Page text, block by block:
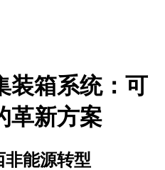
装箱系统：可
革新方案
非能源转型